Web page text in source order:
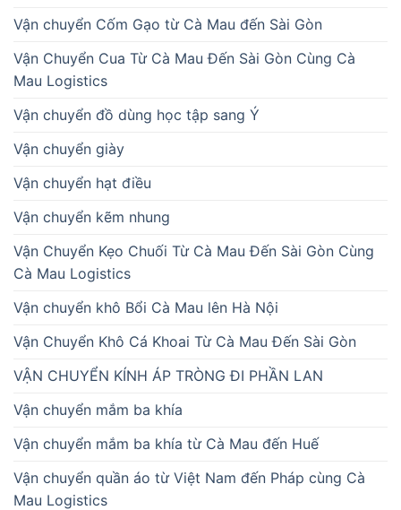
Vận chuyển Cốm Gạo từ Cà Mau đến Sài Gòn
Vận Chuyển Cua Từ Cà Mau Đến Sài Gòn Cùng Cà
Mau Logistics
Vận chuyển đồ dùng học tập sang Ý
Vận chuyển giày
Vận chuyển hạt điều
Vận chuyển kẽm nhung
Vận Chuyển Kẹo Chuối Từ Cà Mau Đến Sài Gòn Cùng
Cà Mau Logistics
Vận chuyển khô Bổi Cà Mau lên Hà Nội
Vận Chuyển Khô Cá Khoai Từ Cà Mau Đến Sài Gòn
VẬN CHUYỂN KÍNH ÁP TRÒNG ĐI PHẦN LAN
Vận chuyển mắm ba khía
Vận chuyển mắm ba khía từ Cà Mau đến Huế
Vận chuyển quần áo từ Việt Nam đến Pháp cùng Cà
Mau Logistics